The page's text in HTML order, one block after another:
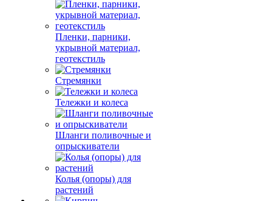
Пленки, парники,
укрывной материал,
геотекстиль
Стремянки
Тележки и колеса
Шланги поливочные и
опрыскиватели
Колья (опоры) для
растений